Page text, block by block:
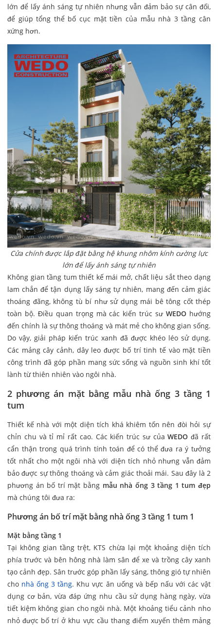
lớn để lấy ánh sáng tự nhiên nhưng vẫn đảm bảo sự cân đối,
để giúp tổng thể bố cục mặt tiền của mẫu nhà 3 tầng cân
xứng hơn.
Cửa chính được lắp đặt bằng hệ khung nhôm kính cường lực
lớn để lấy ánh sáng tự nhiên
Không gian tầng tum thiết kế mái mở, chất liệu sắt theo dạng
lam chắn để tận dụng lấy sáng tự nhiên, mang đến cảm giác
thoáng đãng, không tù bí như sử dụng mái bê tông cốt thép
toàn bộ. Điều quan trọng mà các kiến trúc sưWEDO hướng
đến chính là sự thông thoáng và mát mẻ cho không gian sống.
Do vậy, giải pháp kiến trúc xanh đã được khéo léo sử dụng.
Các mảng cây cảnh, dây leo được bố trí tinh tế vào mặt tiền
công trình đã góp phần mang sức sống và nguồn sinh khí tốt
lành từ thiên nhiên vào ngôi nhà.
2 phương án mặt bằng mẫu nhà ống 3 tầng 1
tum
Thiết kế nhà với một diện tích khá khiêm tốn nên đòi hỏi sự
chỉn chu và tỉ mỉ rất cao. Các kiến trúc sư củaWEDOđã rất
cẩn thận trong quá trình tính toán để có thể đưa ra ý tưởng
tốt nhất cho một ngôi nhà với diện tích nhỏ nhưng vẫn đảm
bảo được sự thông thoáng và cảm giác thoải mái. Sau đây là 2
phương án bố trí mặt bằng mẫu nhà ống 3 tầng 1 tum đẹp
mà chúng tôi đưa ra:
Phương án bố trí mặt bằng nhà ống 3 tầng 1 tum 1
Mặt bằng tầng 1
Tại không gian tầng trệt, KTS chừa lại một khoảng diện tích
phía trước và bên hông nhà làm sân để xe và trồng cây xanh
tạo cảnh đẹp. Sân trước góp phần lấy sáng, thông gió tự nhiên
cho nhà ống 3 tầng. Khu vực ăn uống và bếp nấu với các vật
dụng cơ bản, vừa đáp ứng nhu cầu sử dụng hàng ngày, vừa
tiết kiệm không gian cho ngôi nhà. Một khoảng tiểu cảnh nho
nhỏ được bố trí ở khu vực cầu thang điểm xuyến thêm mảng